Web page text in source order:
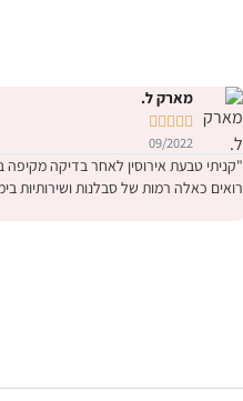
מארק ל.





09/2022
רואים כאלה רמות של סבלנות ושירותיות